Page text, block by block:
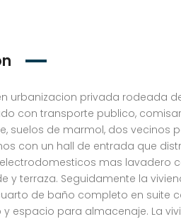
urbanizacion privada rodeada
con transporte publico,
suelos de marmol, dos vecinos
con un hall de entrada que
mas lavadero
y terraza. Seguidamente la
de baño completo en suite
espacio para almacenaje. La